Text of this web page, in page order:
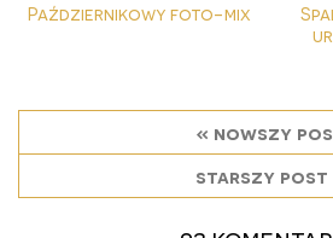
Październikowy foto-mix
« nowszy
starszy post